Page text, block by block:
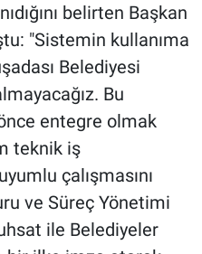
belirten Başkan
"Sistemin kullanıma
Belediyesi
Bu
entegre olmak
teknik iş
çalışmasını
ve Süreç Yönetimi
ile Belediyeler